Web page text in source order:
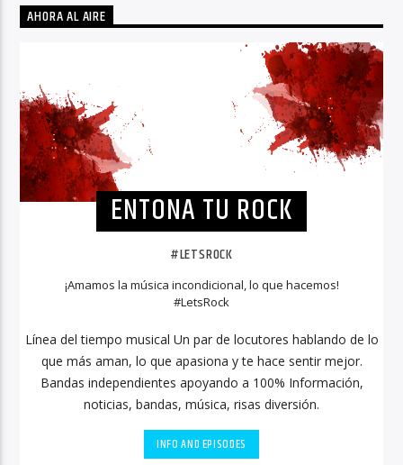
AHORA AL AIRE
ENTONA TU ROCK
#LETSROCK
¡Amamos la música incondicional, lo que hacemos!
#LetsRock
Línea del tiempo musical Un par de locutores hablando de lo
que más aman, lo que apasiona y te hace sentir mejor.
Bandas independientes apoyando a 100% Información,
noticias, bandas, música, risas diversión.
INFO AND EPISODES